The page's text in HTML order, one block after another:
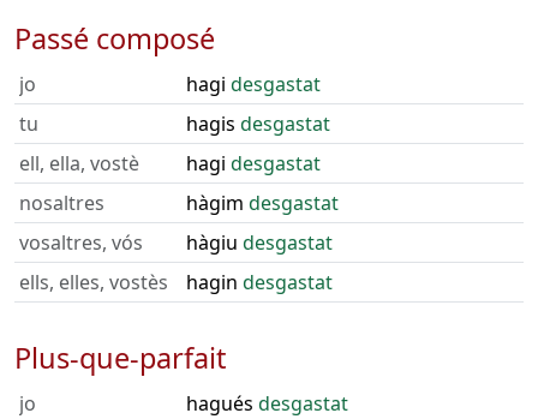
Passé composé
jo hagi desgastat
tu
hagis desgastat
ell, ella, vostè
hagi desgastat
nosaltres
hàgim desgastat
vosaltres, vós
hàgiu desgastat
ells, elles, vostès
hagin desgastat
Plus-que-parfait
jo hagués desgastat